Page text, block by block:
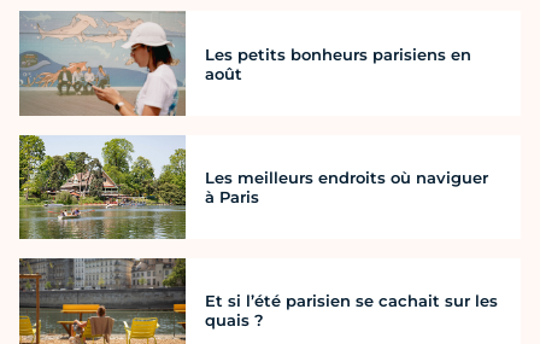
Les petits bonheurs parisiens en
août
Les meilleurs endroits où naviguer
à Paris
Et si l’été parisien se cachait sur les
quais ?